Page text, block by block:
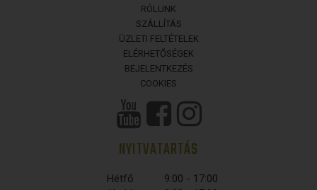
RÓLUNK
SZÁLLÍTÁS
ÜZLETI FELTÉTELEK
ELÉRHETŐSÉGEK
BEJELENTKEZÉS
COOKIES
NYITVATARTÁS
Hétfő
9:00 - 17:00